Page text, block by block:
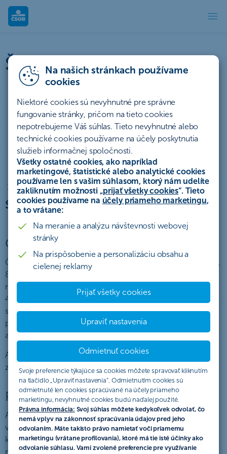
Na našich stránkach používame
cookies
Niektoré cookies sú nevyhnutné pre správne
fungovanie stránky, pričom na tieto cookies
nepotrebujeme Váš súhlas. Tieto nevyhnutné alebo
technické cookies používame na účely poskytnutia
služieb informačnej spoločnosti.
Všetky ostatné cookies, ako napríklad
marketingové, štatistické alebo analytické cookies
používame len s vašim súhlasom, ktorý nám udelíte
zakliknutím možnosti „prijať všetky cookies“. Tieto
cookies používame na účely priameho marketingu,
a to vrátane:
Na meranie a analýzu návštevnosti webovej
stránky
Na prispôsobenie a personalizáciu obsahu a
cielenej reklamy
Prijať všetky cookies
Upraviť nastavenia
Odmietnuť cookies
Svoje preferencie týkajúce sa cookies môžete spravovať kliknutím
na tlačidlo „Upraviť nastavenia“. Odmietnutím cookies sú
odmietnuté len cookies spracúvané na účely priameho
marketingu, nevyhnutné cookies budú naďalej použité.
Právna informácia: Svoj súhlas môžete kedykoľvek odvolať, čo
nemá vplyv na zákonnosť spracúvania údajov pred jeho
odvolaním. Máte takisto právo namietať voči priamemu
marketingu (vrátane profilovania), ktoré má tie isté účinky ako
odvolanie súhlasu. Vami zvolené preferencie pre využívanie
Štatúty súťaží a akcií
Sporenie a investovanie Poistenie Hypotéky
Ostatné Archív
Štatút akcie „Získajte odmenu so
Smart účtom k leasingu II.“
Organizátor akcie
Československá obchodná banka, a. s., so sídlom Žižkova 11,
811 02 Bratislava, IČO: 36 854 140, zapísaná v obchodnom
registri Mestského súdu Bratislava III, oddiel Sa, vložka č.
4314/B (ďalej len „ČSOB“) verejne vyhlasuje túto akciu, ktorá
sa riadi týmto Štatútom akcie (ďalej len „Štatút“), ktorý
popisuje práva a povinnosti účastníkov akcie a pravidlá tejto
akcie (ďalej len „akcia“).
Akcia v zmysle tohto Štatútu predstavuje verejný prísľub v
zmysle § 850 Občianskeho zákonníka.
Podmienky účasti
Akcia je určená pre fyzické osoby - rezidentov, občanov SR
vo veku od 18 rokov. Predmetom akcie je odmeňovanie
klientov až do výšky 150 Eur pri súčasnom splnení
nasledovných podmienok: